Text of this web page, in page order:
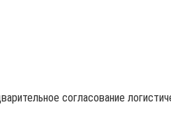
согласование